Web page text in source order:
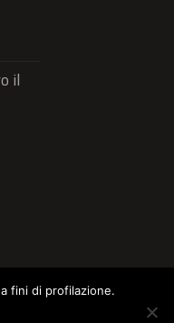
il
fini di profilazione.